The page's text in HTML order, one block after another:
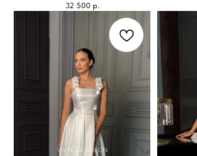
32 500 р.